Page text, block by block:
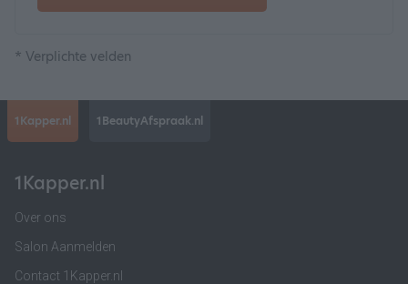
* Verplichte velden
1Kapper.nl 1BeautyAfspraak.nl
1Kapper.nl
Over ons
Salon Aanmelden
Contact 1Kapper.nl